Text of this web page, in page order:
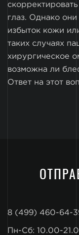
глаз. Однако
избыток кожи
таких случаях
хирургическое
возможна ли
Ответ на этот
8 (499) 460-64-
Пн-Сб: 10.00-